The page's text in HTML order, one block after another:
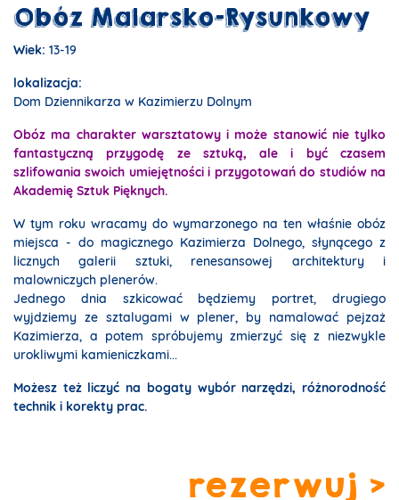
Obóz Malarsko-Rysunkowy
Wiek: 13-19
lokalizacja:
Dom Dziennikarza w Kazimierzu Dolnym
Obóz ma charakter warsztatowy i może stanowić nie tylko
fantastyczną przygodę ze sztuką, ale i być czasem
szlifowania swoich umiejętności i przygotowań do studiów na
Akademię Sztuk Pięknych.
W tym roku wracamy do wymarzonego na ten właśnie obóz
miejsca - do magicznego Kazimierza Dolnego, słynącego z
licznych galerii sztuki, renesansowej architektury i
malowniczych plenerów.
Jednego dnia szkicować będziemy portret, drugiego
wyjdziemy ze sztalugami w plener, by namalować pejzaż
Kazimierza, a potem spróbujemy zmierzyć się z niezwykle
urokliwymi kamieniczkami...
Możesz też liczyć na bogaty wybór narzędzi, różnorodność
technik i korekty prac.
rezerwuj >